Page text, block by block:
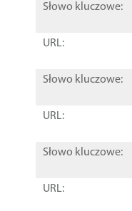
Słowo kluczowe:
URL:
Słowo kluczowe:
URL:
Słowo kluczowe:
URL: